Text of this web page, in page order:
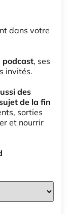
dans votre
podcast, ses
invités.
des
de la fin
sorties
et nourrir